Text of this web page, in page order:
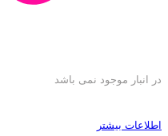
در انبار موجود نمی باشد
اطلاعات بیشتر